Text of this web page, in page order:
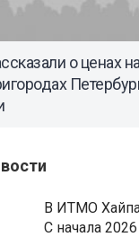
о ценах на
В ИТМО
С начала